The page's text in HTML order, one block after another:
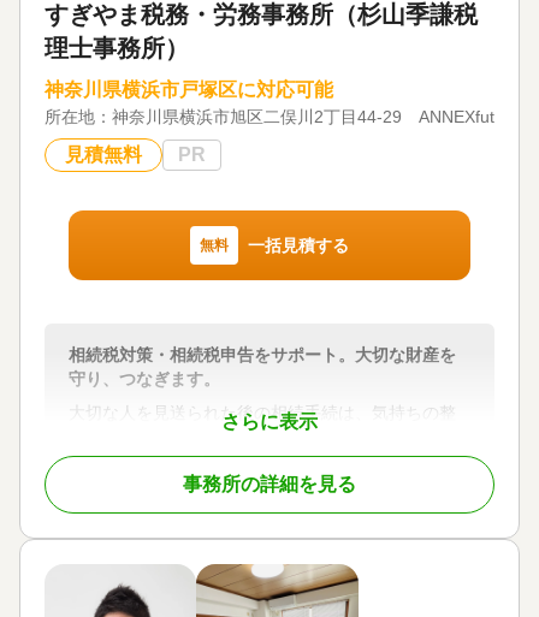
すぎやま税務・労務事務所（杉山季謙税
理士事務所）
神奈川県横浜市戸塚区に対応可能
所在地： 神奈川県横浜市旭区二俣川2丁目44-29
見積無料 PR
無料 一括見積する
さらに表示
相続税対策・相続税申告をサポート。大切な財産を
守り、つなぎます。
大切な人を見送られた後の相続手続は、気持ちの整
理がつかない中で進めなければならず、不安や負担
が多いものです。
「何をしたらよいか分からず不安」「相続税が心
配」と感じられる方がほとんどです。
れぞれの状況に寄り添いながら、スムーズな相続税
申告を支援します。
事務所の詳細を見る